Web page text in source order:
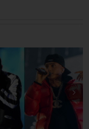
ပရိသတ်တွေကို နေ
လှန်းထားတဲ့ Cardi
B နောက်ဆုံးတော့